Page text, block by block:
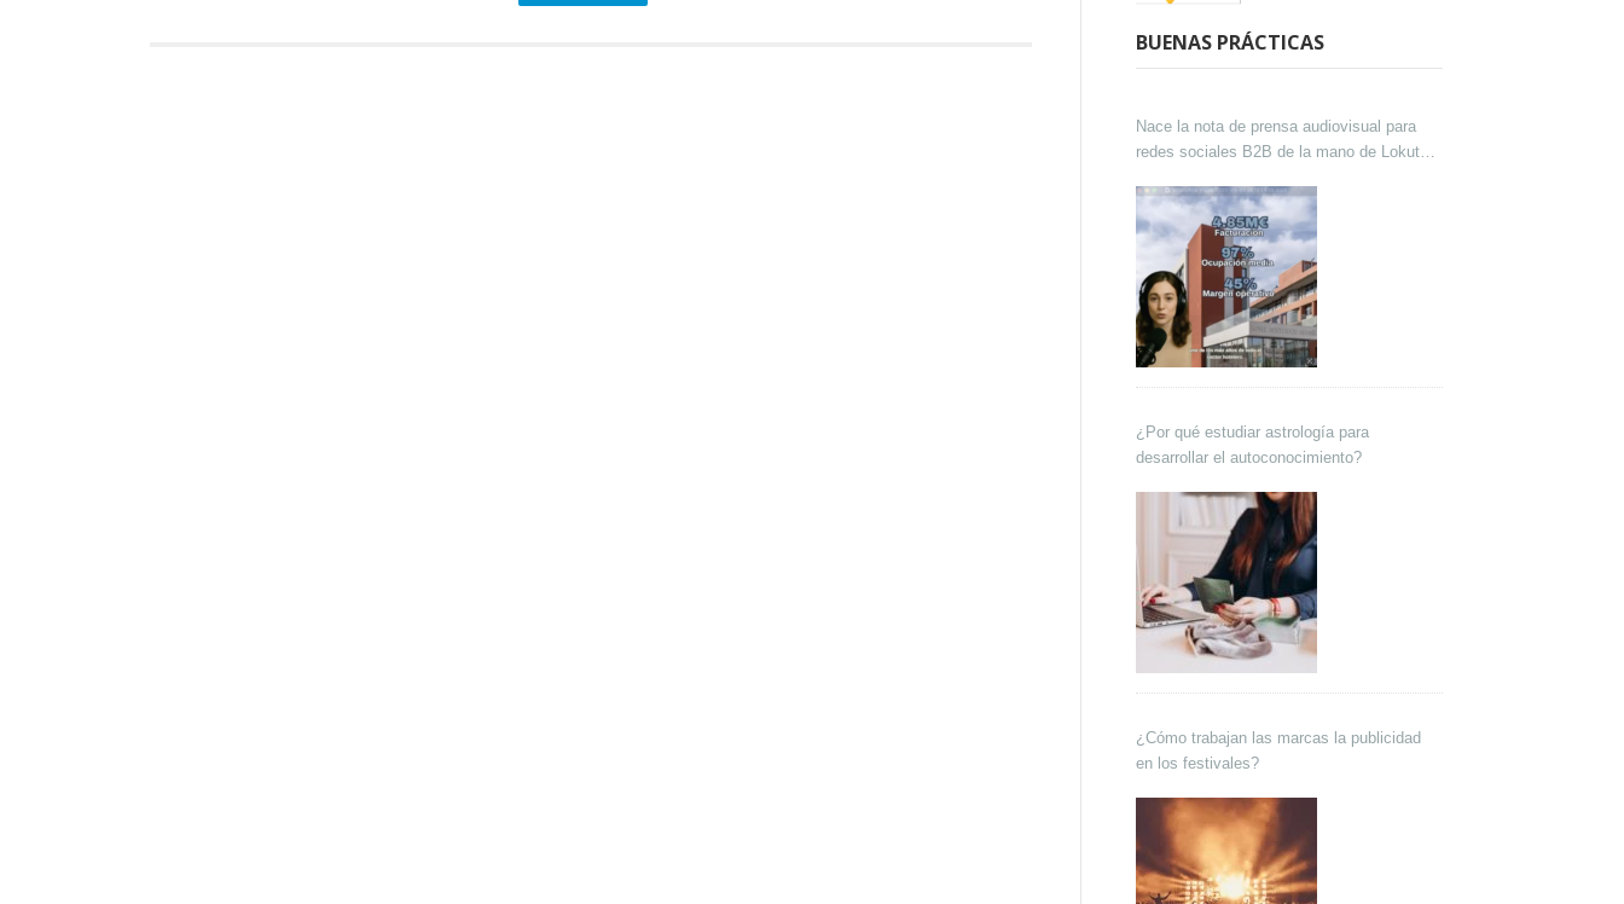
BUENAS PRÁCTICAS
Nace la nota de prensa audiovisual para
redes sociales B2B de la mano de Lokutor
¿Por qué estudiar astrología para
desarrollar el autoconocimiento?
¿Cómo trabajan las marcas la publicidad
en los festivales?